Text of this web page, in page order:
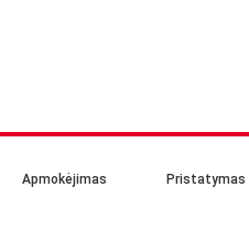
Apmokėjimas Pristatymas